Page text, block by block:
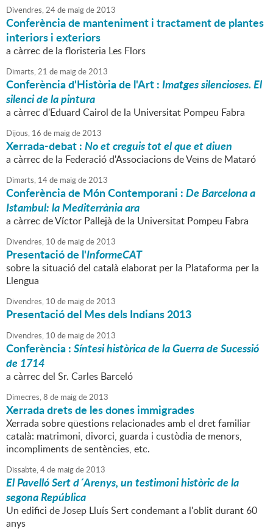
Divendres,24de maigde2013
Conferència de manteniment i tractament de plantes
interiors i exteriors
a càrrec de la floristeria Les Flors
Dimarts,21 de maigde2013
Conferència d'Història de l'Art :Imatges silencioses. El
silenci de la pintura
a càrrec d'Eduard Cairol de la Universitat Pompeu Fabra
Dijous, 16 de maigde2013
Xerrada-debat :No et creguis tot el que et diuen
a càrrec de la Federació d'Associacions de Veïns de Mataró
Dimarts, 14de maigde2013
Conferència de Món Contemporani :De Barcelona a
Istambul: la Mediterrània ara
a càrrec de Víctor Pallejà de la Universitat Pompeu Fabra
Divendres, 10 de maigde2013
Presentació de l'InformeCAT
sobre la situació del català elaborat per la Plataforma per la
Llengua
Divendres, 10 de maigde2013
Presentació del Mes dels Indians 2013
Divendres, 10 de maigde2013
Conferència :Síntesi històrica de la Guerra de Sucessió
de 1714
a càrrec del Sr. Carles Barceló
Dimecres,8 de maigde2013
Xerrada drets de les dones immigrades
Xerrada sobre qüestions relacionades amb el dret familiar
català: matrimoni, divorci, guarda i custòdia de menors,
incompliments de sentències, etc.
Dissabte,4de maigde2013
El Pavelló Sert d´Arenys, un testimoni històric de la
segona República
Un edifici de Josep Lluís Sert condemant a l'oblit durant 60
anys